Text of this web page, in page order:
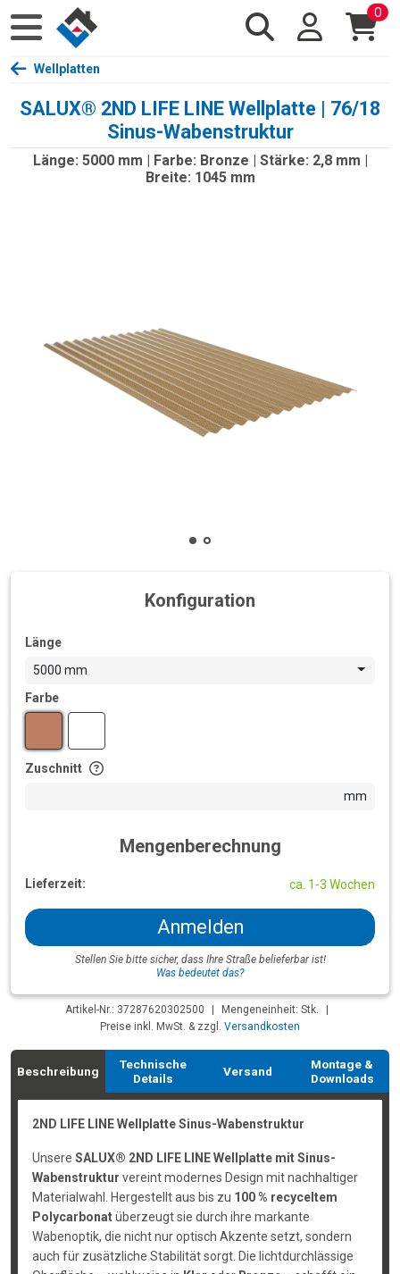
0
Wellplatten
SALUX® 2ND LIFE LINE Wellplatte | 76/18
Sinus-Wabenstruktur
Länge: 5000 mm | Farbe: Bronze | Stärke: 2,8 mm |
Breite: 1045 mm
Konfiguration
Länge
5000 mm
Farbe
Zuschnitt
mm
Mengenberechnung
Lieferzeit: ca. 1-3 Wochen
Anmelden
Stellen Sie bitte sicher, dass Ihre Straße belieferbar ist!
Was bedeutet das?
Artikel-Nr.: 37287620302500 | Mengeneinheit: Stk.
|
Preise inkl. MwSt. & zzgl. Versandkosten
Beschreibung
Technische
Details
Versand
Montage &
Downloads
2ND LIFE LINE Wellplatte Sinus-Wabenstruktur
Unsere SALUX® 2ND LIFE LINE Wellplatte mit Sinus-
Wabenstruktur vereint modernes Design mit nachhaltiger
Materialwahl. Hergestellt aus bis zu 100 % recyceltem
Polycarbonatüberzeugt sie durch ihre markante
Wabenoptik, die nicht nur optisch Akzente setzt, sondern
auch für zusätzliche Stabilität sorgt. Die lichtdurchlässige